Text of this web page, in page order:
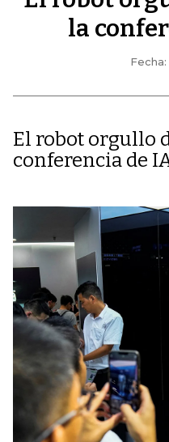
la
El robot orgullo
conferencia de